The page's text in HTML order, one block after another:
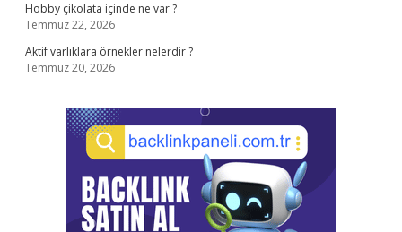
Hobby çikolata içinde ne var ?
Temmuz 22, 2026
Aktif varlıklara örnekler nelerdir ?
Temmuz 20, 2026